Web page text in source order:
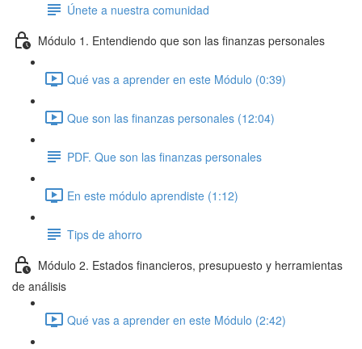
Únete a nuestra comunidad
Módulo 1. Entendiendo que son las finanzas personales
Qué vas a aprender en este Módulo (0:39)
Que son las finanzas personales (12:04)
PDF. Que son las finanzas personales
En este módulo aprendiste (1:12)
Tips de ahorro
Módulo 2. Estados financieros, presupuesto y herramientas
de análisis
Qué vas a aprender en este Módulo (2:42)